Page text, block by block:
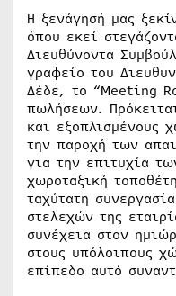
Η ξενάγησή μας
όπου εκεί
Διευθύνοντα
γραφείο του
Δέδε, το “Meeting
πωλήσεων.
και εξοπλισμένους
την παροχή των
για την επιτυχία
χωροταξική
ταχύτατη
στελεχών της
συνέχεια στον
στους υπόλοιπους
επίπεδο αυτό